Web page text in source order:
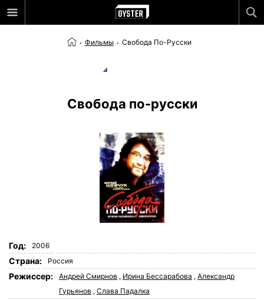
Фильмы Свобода По-Русски
Свобода по-русски
Год: 2006
Страна: Россия
Режиссер: Андрей Смирнов , Ирина Бессарабова , Александр
Гурьянов , Слава Падалка